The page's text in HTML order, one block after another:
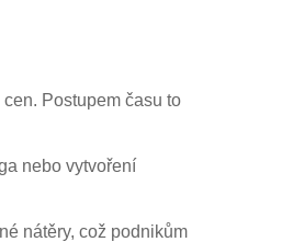
Postupem času to
nebo vytvoření
nátěry, což podnikům